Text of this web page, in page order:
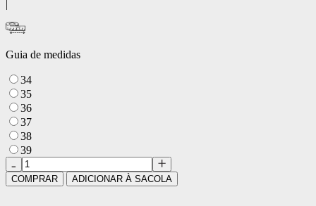
|
Guia de medidas
34
35
36
37
38
39
COMPRAR ADICIONAR À SACOLA